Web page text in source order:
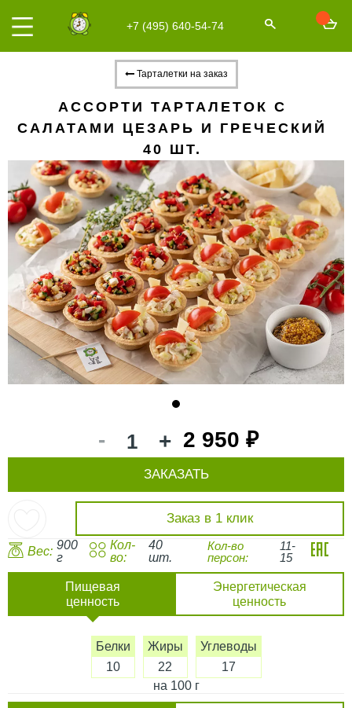
+7 (495) 640-54-74
Тарталетки на заказ
АССОРТИ ТАРТАЛЕТОК С
САЛАТАМИ ЦЕЗАРЬ И ГРЕЧЕСКИЙ
40 ШТ.
- + 2 950 ₽
Заказ в 1 клик
ЗАКАЗАТЬ
Вес: 900
г
Кол-
во:
40
шт.
Кол-во
персон:
11-
15
Пищевая
ценность
Энергетическая
ценность
Белки
10
Жиры
22
Углеводы
17
на 100 г